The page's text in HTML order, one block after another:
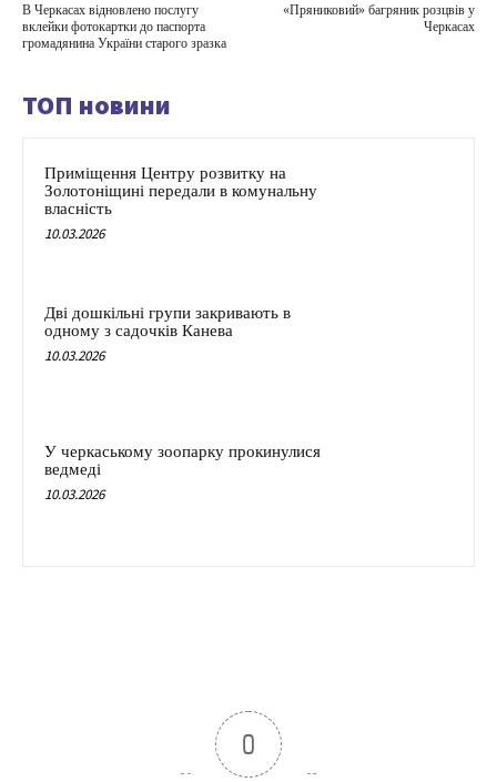
В Черкасах відновлено послугу
вклейки фотокартки до паспорта
громадянина України старого зразка
«Пряниковий» багряник розцвів у
Черкасах
ТОП новини
Приміщення Центру розвитку на
Золотоніщині передали в комунальну
власність
10.03.2026
Дві дошкільні групи закривають в
одному з садочків Канева
10.03.2026
У черкаському зоопарку прокинулися
ведмеді
10.03.2026
0